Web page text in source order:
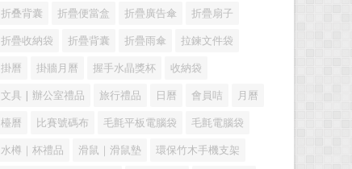
折叠背囊 折疊便當盒 折疊廣告傘 折疊扇子
折疊收納袋 折疊背囊 折疊雨傘 拉鍊文件袋
掛曆 掛牆月曆 握手水晶獎杯 收納袋
文具 | 辦公室禮品 旅行禮品 日曆 會員咭 月曆
檯曆 比賽號碼布 毛氈平板電腦袋 毛氈電腦袋
水樽｜杯禮品 滑鼠｜滑鼠墊 環保竹木手機支架